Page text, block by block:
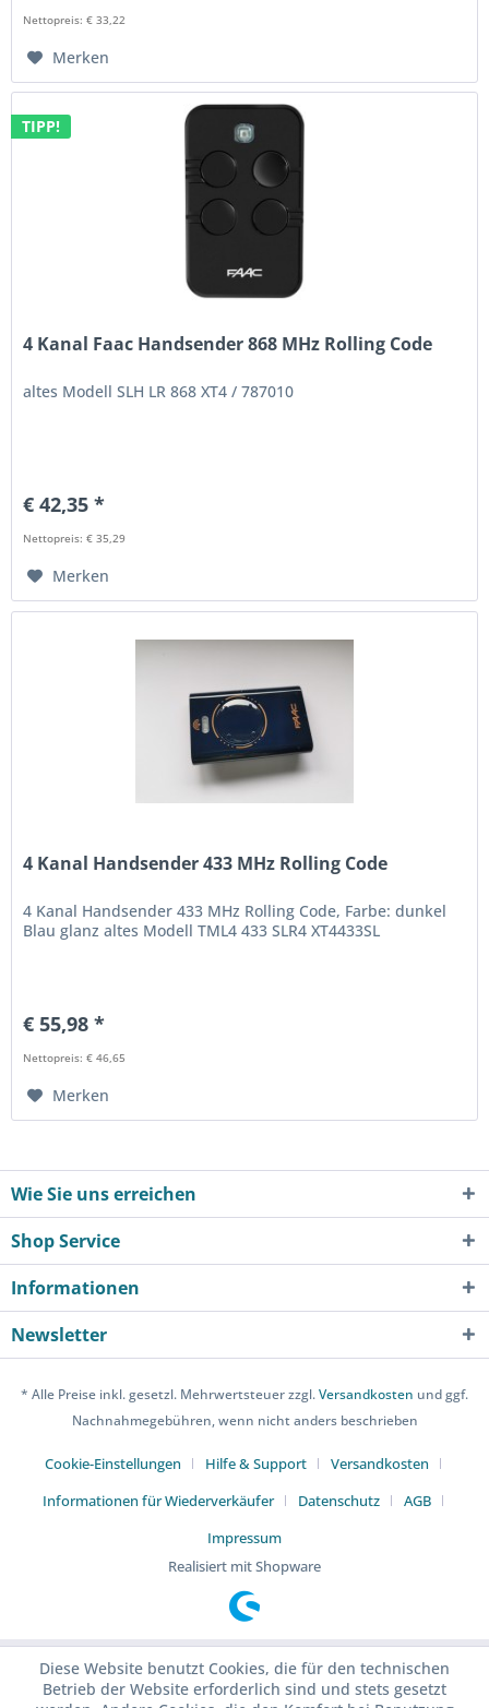
Nettopreis: € 33,22
Merken
TIPP!
4 Kanal Faac Handsender 868 MHz Rolling Code
altes Modell SLH LR 868 XT4 / 787010
€ 42,35 *
Nettopreis: € 35,29
Merken
4 Kanal Handsender 433 MHz Rolling Code
4 Kanal Handsender 433 MHz Rolling Code, Farbe: dunkel
Blau glanz altes Modell TML4 433 SLR4 XT4433SL
€ 55,98 *
Nettopreis: € 46,65
Merken
Wie Sie uns erreichen
Shop Service
Informationen
Newsletter
* Alle Preise inkl. gesetzl. Mehrwertsteuer zzgl.Versandkosten und ggf.
Nachnahmegebühren, wenn nicht anders beschrieben
Cookie-Einstellungen Hilfe & Support
Versandkosten
Informationen für Wiederverkäufer
Datenschutz
AGB
Impressum
Realisiert mit Shopware
Diese Website benutzt Cookies, die für den technischen
Betrieb der Website erforderlich sind und stets gesetzt